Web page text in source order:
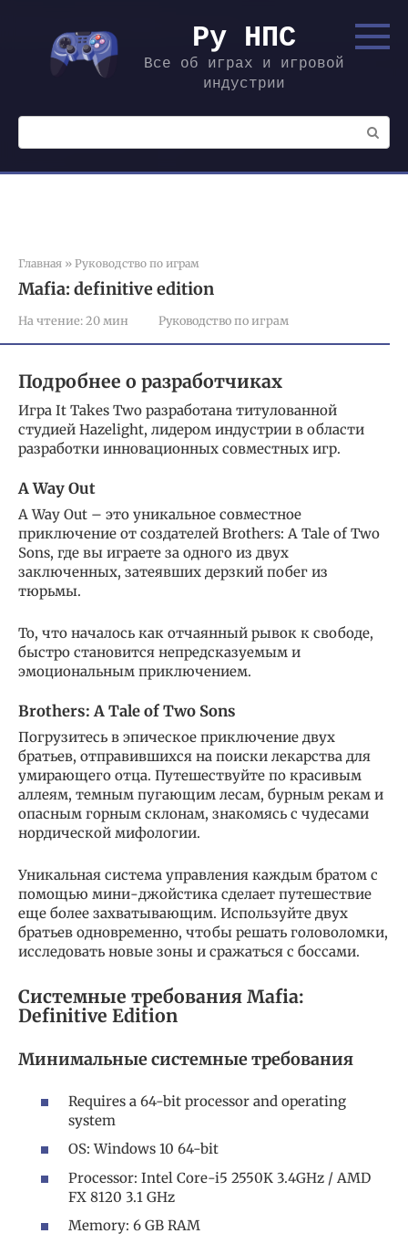
контенту
Ру НПС
Все об играх и игровой
индустрии
Поиск:
Главная » Руководство по играм
Mafia: definitive edition
На чтение: 20 мин Руководство по играм
Подробнее о разработчиках
Игра It Takes Two разработана титулованной
студией Hazelight, лидером индустрии в области
разработки инновационных совместных игр.
A Way Out
A Way Out – это уникальное совместное
приключение от создателей Brothers: A Tale of Two
Sons, где вы играете за одного из двух
заключенных, затеявших дерзкий побег из
тюрьмы.‎
То, что началось как отчаянный рывок к свободе,
быстро становится непредсказуемым и
эмоциональным приключением.
Brothers: A Tale of Two Sons‎
Погрузитесь в эпическое приключение двух
братьев, отправившихся на поиски лекарства для
умирающего отца. Путешествуйте по красивым
аллеям, темным пугающим лесам, бурным рекам и
опасным горным склонам, знакомясь с чудесами
нордической мифологии.
Уникальная система управления каждым братом с
помощью мини-джойстика сделает путешествие
еще более захватывающим. Используйте двух
братьев одновременно, чтобы решать головоломки,
исследовать новые зоны и сражаться с боссами.‎
Системные требования Mafia:
Definitive Edition
Минимальные системные требования
Requires a 64-bit processor and operating
system
OS: Windows 10 64-bit
Processor: Intel Core-i5 2550K 3.4GHz / AMD
FX 8120 3.1 GHz
Memory: 6 GB RAM